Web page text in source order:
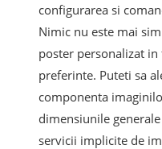
configurarea si
Nimic nu este mai
poster personalizat
preferinte. Puteti sa
componenta
dimensiunile
servicii implicite de